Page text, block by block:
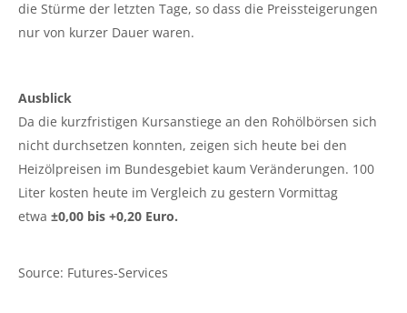
die Stürme der letzten Tage, so dass die Preissteigerungen
nur von kurzer Dauer waren.
Ausblick
Da die kurzfristigen Kursanstiege an den Rohölbörsen sich
nicht durchsetzen konnten, zeigen sich heute bei den
Heizölpreisen im Bundesgebiet kaum Veränderungen. 100
Liter kosten heute im Vergleich zu gestern Vormittag
etwa ±0,00 bis +0,20 Euro.
Source: Futures-Services